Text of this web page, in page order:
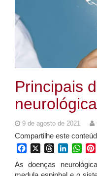
Principais
9 de agosto de 2021
Compartilhe este
FacebookThreadsLinkedIn
As doenças